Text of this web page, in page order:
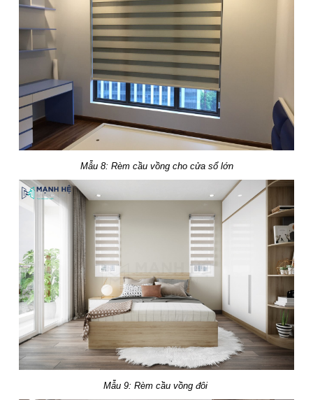
Mẫu 8: Rèm cầu vồng cho cửa sổ lớn
Mẫu 9: Rèm cầu vồng đôi